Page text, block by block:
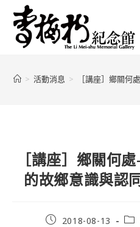
> 活動消息 > ［講座］鄉關
［講座］鄉關何
的故鄉意識與認
2018-08-13